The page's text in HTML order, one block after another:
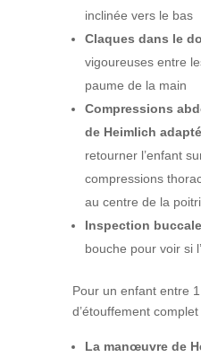
inclinée vers le bas
Claques dans le
vigoureuses entre
paume de la main
Compressions
de Heimlich
retourner l’enfant
compressions
au centre de la
Inspection buccale
bouche pour voir si
Pour un enfant entre
d’étouffement complet
La manœuvre de